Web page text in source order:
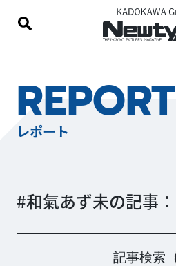
REPORT
レポート
#和氣あず未の記事：
記事検索